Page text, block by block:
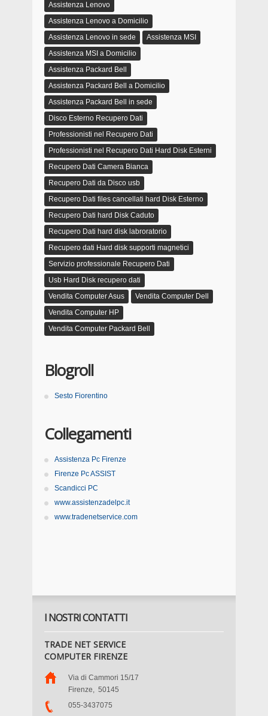
Assistenza Lenovo
Assistenza Lenovo a Domicilio
Assistenza Lenovo in sede
Assistenza MSI
Assistenza MSI a Domicilio
Assistenza Packard Bell
Assistenza Packard Bell a Domicilio
Assistenza Packard Bell in sede
Disco Esterno Recupero Dati
Professionisti nel Recupero Dati
Professionisti nel Recupero Dati Hard Disk Esterni
Recupero Dati Camera Bianca
Recupero Dati da Disco usb
Recupero Dati files cancellati hard Disk Esterno
Recupero Dati hard Disk Caduto
Recupero Dati hard disk labroratorio
Recupero dati Hard disk supporti magnetici
Servizio professionale Recupero Dati
Usb Hard Disk recupero dati
Vendita Computer Asus
Vendita Computer Dell
Vendita Computer HP
Vendita Computer Packard Bell
Blogroll
Sesto Fiorentino
Collegamenti
Assistenza Pc Firenze
Firenze Pc ASSIST
Scandicci PC
www.assistenzadelpc.it
www.tradenetservice.com
I NOSTRI CONTATTI
TRADE NET SERVICE
COMPUTER FIRENZE
Via di Cammori 15/17
Firenze, 50145
055-3437075